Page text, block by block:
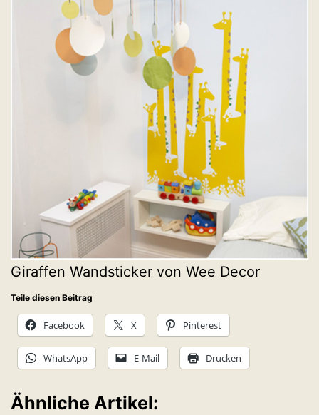
Giraffen Wandsticker von Wee Decor
Teile diesen Beitrag
Facebook X Pinterest
WhatsApp E-Mail Drucken
Ähnliche Artikel: